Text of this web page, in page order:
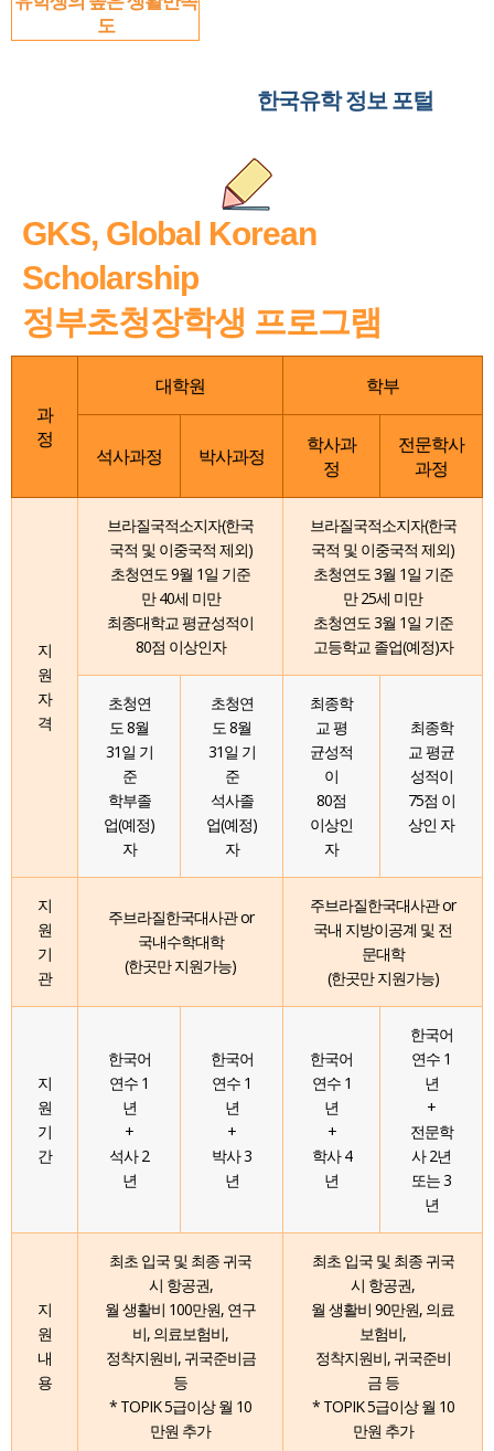
도
한국유학 정보 포털
GKS, Global Korean
Scholarship
정부초청장학생 프로그램
과
정
대학원 학부
석사과정 박사과정
학사과
정
전문학사
과정
지
원
자
격
브라질국적소지자(한국
국적 및 이중국적 제외)
초청연도 9월 1일 기준
만 40세 미만
최종대학교 평균성적이
80점 이상인자
브라질국적소지자(한국
국적 및 이중국적 제외)
초청연도 3월 1일 기준
만 25세 미만
초청연도 3월 1일 기준
고등학교 졸업(예정)자
초청연
도 8월
31일 기
준
학부졸
업(예정)
자
초청연
도 8월
31일 기
준
석사졸
업(예정)
자
최종학
교 평
균성적
이
80점
이상인
자
최종학
교 평균
성적이
75점 이
상인 자
지
원
기
관
주브라질한국대사관 or
국내수학대학
(한곳만 지원가능)
주브라질한국대사관 or
국내 지방이공계 및 전
문대학
(한곳만 지원가능)
지
원
기
간
한국어
연수 1
년
+
석사 2
년
한국어
연수 1
년
+
박사 3
년
한국어
연수 1
년
+
학사 4
년
한국어
연수 1
년
+
전문학
사 2년
또는 3
년
지
원
내
용
최초 입국 및 최종 귀국
시 항공권,
월 생활비 100만원, 연구
비, 의료보험비,
정착지원비, 귀국준비금
등
* TOPIK 5급이상 월 10
만원 추가
최초 입국 및 최종 귀국
시 항공권,
월 생활비 90만원, 의료
보험비,
정착지원비, 귀국준비
금 등
* TOPIK 5급이상 월 10
만원 추가